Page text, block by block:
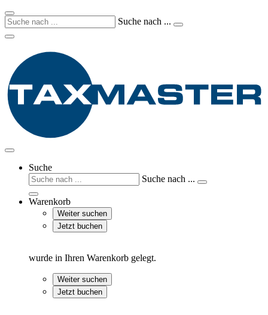
Suche nach ...
Suche
Suche nach ...
Warenkorb
Weiter suchen
Jetzt buchen
wurde in Ihren Warenkorb gelegt.
Weiter suchen
Jetzt buchen